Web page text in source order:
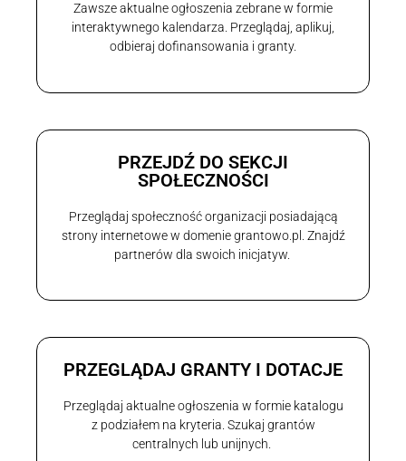
Zawsze aktualne ogłoszenia zebrane w formie
interaktywnego kalendarza. Przeglądaj, aplikuj,
odbieraj dofinansowania i granty.
PRZEJDŹ DO SEKCJI
SPOŁECZNOŚCI
Przeglądaj społeczność organizacji posiadającą
strony internetowe w domenie grantowo.pl. Znajdź
partnerów dla swoich inicjatyw.
PRZEGLĄDAJ GRANTY I DOTACJE
Przeglądaj aktualne ogłoszenia w formie katalogu
z podziałem na kryteria. Szukaj grantów
centralnych lub unijnych.